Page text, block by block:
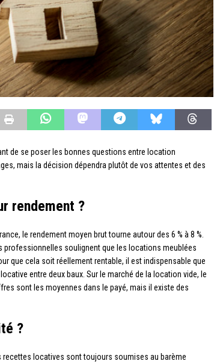
de se poser les bonnes questions entre location
mais la décision dépendra plutôt de vos attentes et des
rendement ?
le rendement moyen brut tourne autour des 6 % à 8 %.
professionnelles soulignent que les locations meublées
que cela soit réellement rentable, il est indispensable que
entre deux baux. Sur le marché de la location vide, le
sont les moyennes dans le payé, mais il existe des
?
locatives sont toujours soumises au barème